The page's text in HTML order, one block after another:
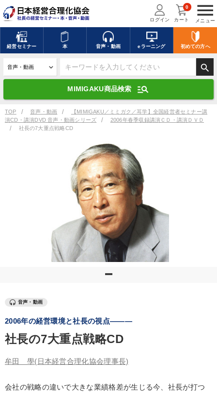
menu
メニュー
ログイン カート
0
経営セミナー 本 音声・動画 eラーニング 初めての方へ
search
MIMIGAKU商品検索 manage_search
キーワードを入力して探す
デジタル版対応のみ検索結果に表示する
search 上記の条件で検索
全国経営者セミナー講演収録物（全1315タイトル）からお探しいただけ
優秀各社の智恵と戦略 事業家のロマンと経営
若手異才経営者の発想 専門家のアドバイス
リーダーの器量を学ぶ
2025年夏季全国経営者セミナー収録講演ＣＤ・講演ＤＶＤ・デジ
タル版（音声／動画ストリーミング・ダウンロード）
全国経営者セミナー収録〈売れ筋・人気〉音声＆動画20選
TOP 音声・動画
【MIMIGAKU／ミミガク／耳学】全国経営者セミナー講
演CD・講演DVD 音声・動画シリーズ
2006年春季収録講演ＣＤ・講演ＤＶＤ
社長の7大重点戦略CD
音声・動画
2006年の経営環境と社長の視点―――
社長の7大重点戦略CD
牟田 學(日本経営合理化協会理事長)
会社の戦略の違いで大きな業績格差が生じる今、社長が打つ